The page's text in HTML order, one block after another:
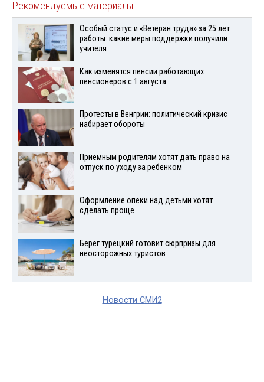
Рекомендуемые материалы
Особый статус и «Ветеран труда» за 25 лет
работы: какие меры поддержки получили
учителя
Как изменятся пенсии работающих
пенсионеров с 1 августа
Протесты в Венгрии: политический кризис
набирает обороты
Приемным родителям хотят дать право на
отпуск по уходу за ребенком
Оформление опеки над детьми хотят
сделать проще
Берег турецкий готовит сюрпризы для
неосторожных туристов
Новости СМИ2